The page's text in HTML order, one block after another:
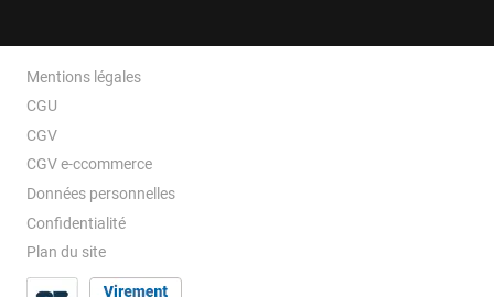
Mentions légales
CGU
CGV
CGV e-ccommerce
Données personnelles
Confidentialité
Plan du site